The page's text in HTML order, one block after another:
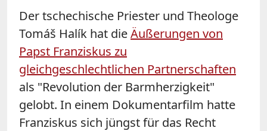
Der tschechische Priester und Theologe
Tomáš Halík hat dieÄußerungen von
Papst Franziskus zu
gleichgeschlechtlichen Partnerschaften
als "Revolution der Barmherzigkeit"
gelobt. In einem Dokumentarfilm hatte
Franziskus sich jüngst für das Recht